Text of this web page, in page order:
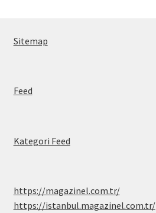
Sitemap
Feed
Kategori Feed
https://magazinel.com.tr/
https://istanbul.magazinel.com.tr/